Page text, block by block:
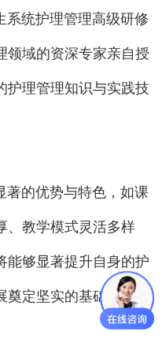
系统护理管理高级研修
领域的资深专家亲自授
护理管理知识与实践技
著的优势与特色，如课
、教学模式灵活多样
能够显著提升自身的护
奠定坚实的基础。